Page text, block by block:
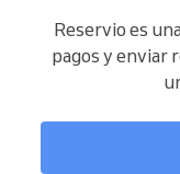
Reservio es
pagos y enviar